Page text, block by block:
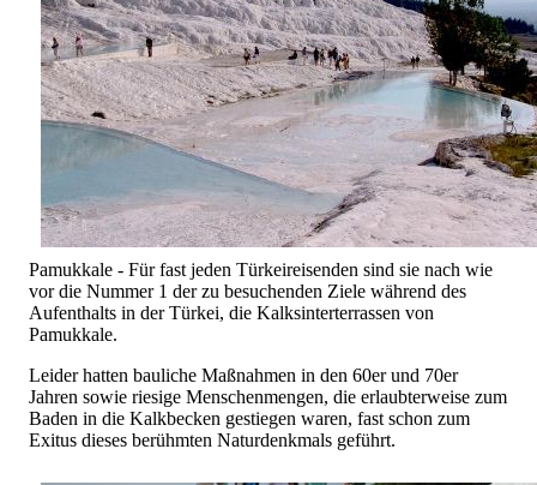
Pamukkale - Für fast jeden Türkeireisenden sind sie nach wie
vor die Nummer 1 der zu besuchenden Ziele während des
Aufenthalts in der Türkei, die Kalksinterterrassen von
Pamukkale.
Leider hatten bauliche Maßnahmen in den 60er und 70er
Jahren sowie riesige Menschenmengen, die erlaubterweise zum
Baden in die Kalkbecken gestiegen waren, fast schon zum
Exitus dieses berühmten Naturdenkmals geführt.